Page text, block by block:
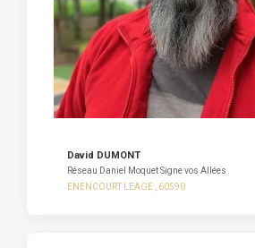
David DUMONT
Réseau Daniel Moquet Signe vos Allées
ENENCOURT LEAGE , 60590